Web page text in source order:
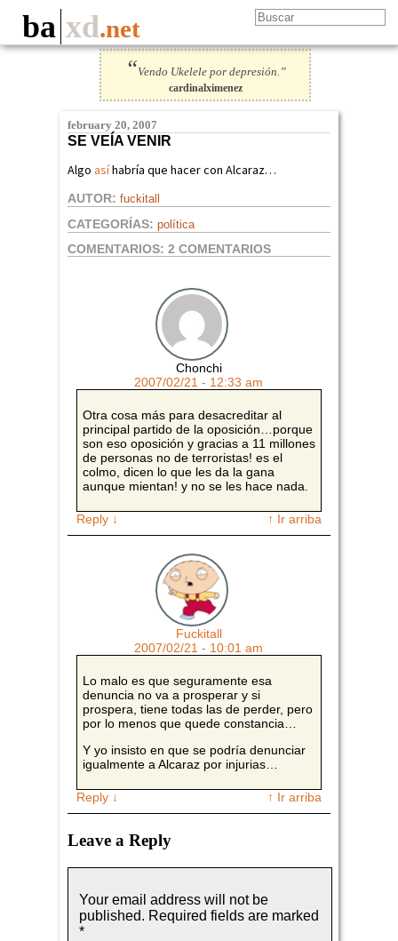
ba xd.net
“Vendo Ukelele por depresión.”
cardinalximenez
february 20, 2007
SE VEÍA VENIR
Algoasíhabría que hacer con Alcaraz…
AUTOR: fuckitall
CATEGORÍAS: política
COMENTARIOS:2 COMENTARIOS
Chonchi
2007/02/21 - 12:33 am
Otra cosa más para desacreditar al
principal partido de la oposición…porque
son eso oposición y gracias a 11 millones
de personas no de terroristas! es el
colmo, dicen lo que les da la gana
aunque mientan! y no se les hace nada.
Reply ↓ ↑ Ir arriba
Fuckitall
2007/02/21 - 10:01 am
Lo malo es que seguramente esa
denuncia no va a prosperar y si
prospera, tiene todas las de perder, pero
por lo menos que quede constancia…
Y yo insisto en que se podría denunciar
igualmente a Alcaraz por injurias…
Reply ↓ ↑ Ir arriba
Leave a Reply
Your email address will not be
published. Required fields are marked
*